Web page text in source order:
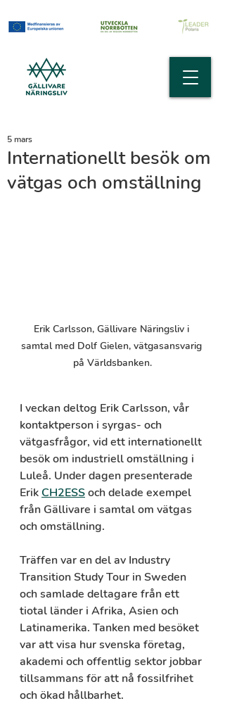
Internationellt besök om
vätgas och omställning
5 mars
Erik Carlsson, Gällivare Näringsliv i
samtal med Dolf Gielen, vätgasansvarig
på Världsbanken.
I veckan deltog Erik Carlsson, vår
kontaktperson i syrgas- och
vätgasfrågor, vid ett internationellt
besök om industriell omställning i
Luleå. Under dagen presenterade
Erik CH2ESS och delade exempel
från Gällivare i samtal om vätgas
och omställning.
Träffen var en del av Industry
Transition Study Tour in Sweden
och samlade deltagare från ett
tiotal länder i Afrika, Asien och
Latinamerika. Tanken med besöket
var att visa hur svenska företag,
akademi och offentlig sektor jobbar
tillsammans för att nå fossilfrihet
och ökad hållbarhet.